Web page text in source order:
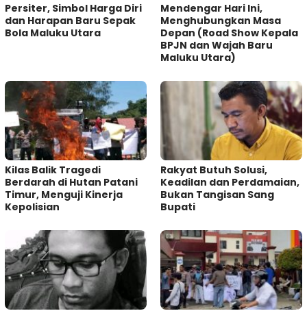
Persiter, Simbol Harga Diri
dan Harapan Baru Sepak
Bola Maluku Utara
Mendengar Hari Ini,
Menghubungkan Masa
Depan (Road Show Kepala
BPJN dan Wajah Baru
Maluku Utara)
Kilas Balik Tragedi
Berdarah di Hutan Patani
Timur, Menguji Kinerja
Kepolisian
Rakyat Butuh Solusi,
Keadilan dan Perdamaian,
Bukan Tangisan Sang
Bupati